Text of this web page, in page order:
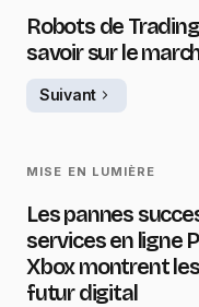
Robots de
savoir sur le
Suivant
MISE EN LUMIÈRE
Les pannes
services en ligne
Xbox montrent
futur digital